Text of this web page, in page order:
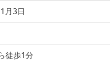
月3日
徒歩1分